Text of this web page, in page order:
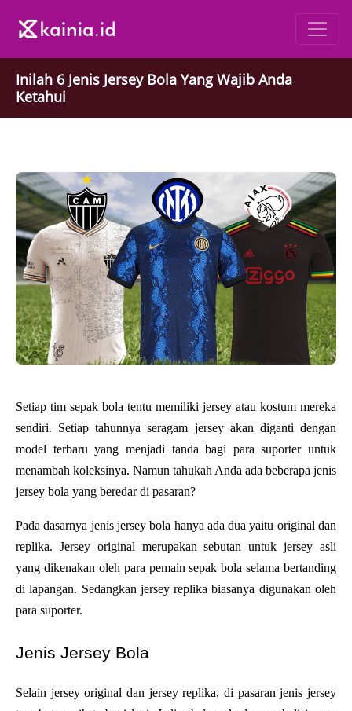
Inilah 6 Jenis Jersey Bola Yang Wajib Anda
Ketahui
Setiap tim sepak bola tentu memiliki jersey atau kostum mereka
sendiri. Setiap tahunnya seragam jersey akan diganti dengan
model terbaru yang menjadi tanda bagi para suporter untuk
menambah koleksinya. Namun tahukah Anda ada beberapa jenis
jersey bola yang beredar di pasaran?
Pada dasarnya jenis jersey bola hanya ada dua yaitu original dan
replika. Jersey original merupakan sebutan untuk jersey asli
yang dikenakan oleh para pemain sepak bola selama bertanding
di lapangan. Sedangkan jersey replika biasanya digunakan oleh
para suporter.
Jenis Jersey Bola
Selain jersey original dan jersey replika, di pasaran jenis jersey